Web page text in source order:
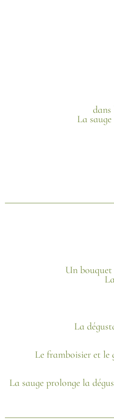
dans
La
Un bouquet
La
Le framboisier et le
La sauge prolonge la